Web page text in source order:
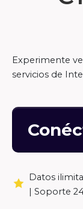
Experimente
servicios de
Datos
| Soporte